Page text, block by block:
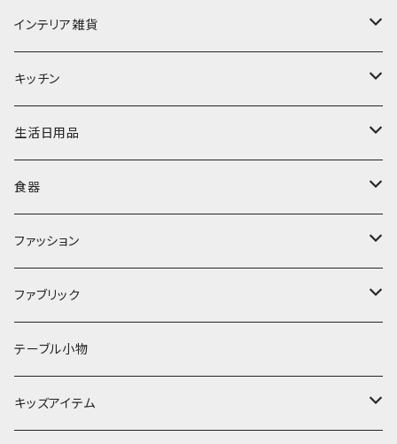
インテリア雑貨
置物・オブジェ
ミラー
ぬいぐるみ
時計
フラワーベース
ランプ
キッチン
水筒・マグ
カトラリー
食器
その他
生活日用品
タオル・ハンカチ
キッチンクロス
その他
食器
コップ・マグカップ
プレート
ボウル
お茶碗
ファッション
バッグ
エプロン
財布・ポーチ
ファブリック
タオル
クッションカバー
テーブル小物
キッズアイテム